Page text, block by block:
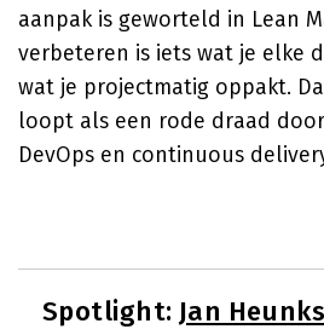
aanpak is geworteld in Lean
verbeteren is iets wat je elke
wat je projectmatig oppakt.
loopt als een rode draad
DevOps en continuous
Spotlight: Jan Heunks